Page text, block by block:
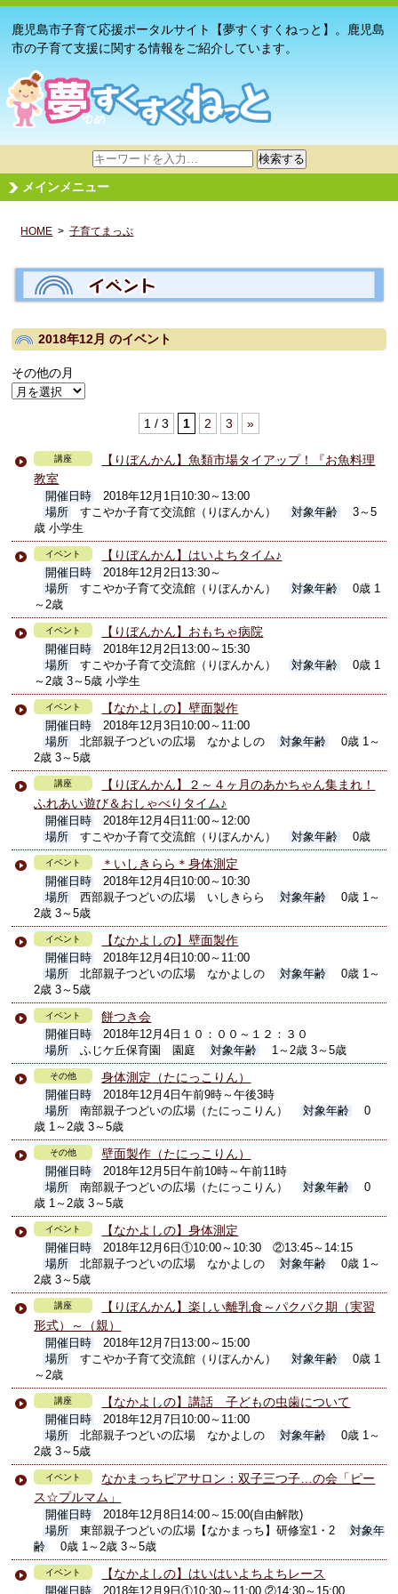
鹿児島市子育て応援ポータルサイト【夢すくすくねっと】。鹿児島
市の子育て支援に関する情報をご紹介しています。
サ
イ
ト
検
検索する
メインメニュー
HOME >子育てまっぷ
2018年12月のイベント
その他の月
1 / 3 1 2 3 »
講座
【りぼんかん】魚類市場タイアップ！『お魚料理
教室
開催日時
2018年12月1日10:30～13:00
場所
すこやか子育て交流館（りぼんかん） 対象年齢
3～5
歳 小学生
イベント 【りぼんかん】はいよちタイム♪
開催日時
2018年12月2日13:30～
場所
すこやか子育て交流館（りぼんかん） 対象年齢
0歳 1
～2歳
イベント 【りぼんかん】おもちゃ病院
開催日時
2018年12月2日13:00～15:30
場所
すこやか子育て交流館（りぼんかん） 対象年齢
0歳 1
～2歳 3～5歳 小学生
イベント 【なかよしの】壁面製作
開催日時
2018年12月3日10:00～11:00
場所
北部親子つどいの広場 なかよしの 対象年齢
0歳 1～
2歳 3～5歳
講座
【りぼんかん】２～４ヶ月のあかちゃん集まれ！
ふれあい遊び＆おしゃべりタイム♪
開催日時
2018年12月4日11:00～12:00
場所
すこやか子育て交流館（りぼんかん） 対象年齢 0歳
イベント ＊いしきらら＊身体測定
開催日時
2018年12月4日10:00～10:30
場所
西部親子つどいの広場 いしきらら 対象年齢
0歳 1～
2歳 3～5歳
イベント 【なかよしの】壁面製作
開催日時
2018年12月4日10:00～11:00
場所
北部親子つどいの広場 なかよしの 対象年齢
0歳 1～
2歳 3～5歳
イベント 餅つき会
開催日時
2018年12月4日１０：００～１２：３０
場所
ふじケ丘保育園 園庭 対象年齢 1～2歳 3～5歳
その他 身体測定（たにっこりん）
開催日時
2018年12月4日午前9時～午後3時
場所
南部親子つどいの広場（たにっこりん） 対象年齢
0
歳 1～2歳 3～5歳
その他 壁面製作（たにっこりん）
開催日時
2018年12月5日午前10時～午前11時
場所
南部親子つどいの広場（たにっこりん） 対象年齢
0
歳 1～2歳 3～5歳
イベント 【なかよしの】身体測定
開催日時
2018年12月6日①10:00～10:30 ②13:45～14:15
場所
北部親子つどいの広場 なかよしの 対象年齢
0歳 1～
2歳 3～5歳
講座
【りぼんかん】楽しい離乳食～パクパク期（実習
形式）～（親）
開催日時
2018年12月7日13:00～15:00
場所
すこやか子育て交流館（りぼんかん） 対象年齢
0歳 1
～2歳
講座 【なかよしの】講話 子どもの虫歯について
開催日時
2018年12月7日10:00～11:00
場所
北部親子つどいの広場 なかよしの 対象年齢
0歳 1～
2歳 3～5歳
イベント
なかまっちピアサロン：双子三つ子…の会「ピー
ス☆プルマム」
開催日時
2018年12月8日14:00～15:00(自由解散)
場所
東部親子つどいの広場【なかまっち】研修室1・2
対象年
齢
0歳 1～2歳 3～5歳
イベント 【なかよしの】はいはいよちよちレース